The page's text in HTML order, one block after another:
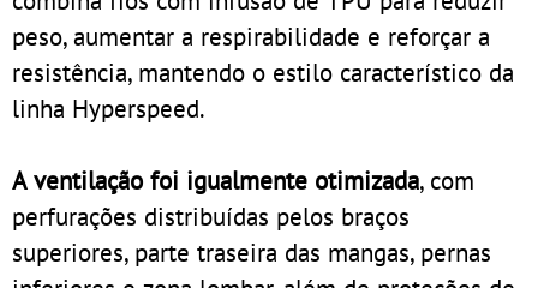
peso, aumentar a respirabilidade e reforçar a
resistência, mantendo o estilo característico da
linha Hyperspeed.
A ventilação foi igualmente otimizada, com
perfurações distribuídas pelos braços
superiores, parte traseira das mangas, pernas